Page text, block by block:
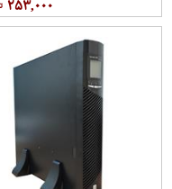
۲۵۳,۰۰۰